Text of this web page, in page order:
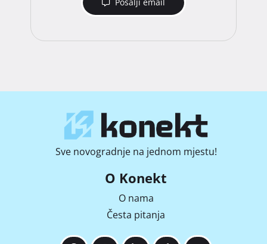
Sve novogradnje na jednom mjestu!
O Konekt
O nama
Česta pitanja